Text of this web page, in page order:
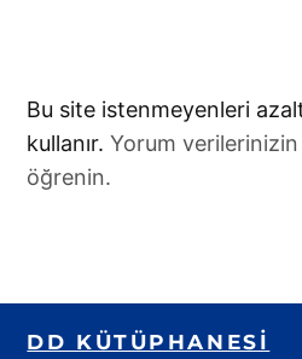
Bu site istenmeyenleri
kullanır.Yorum verilerinizin
öğrenin.
DD KÜTÜPHANESI